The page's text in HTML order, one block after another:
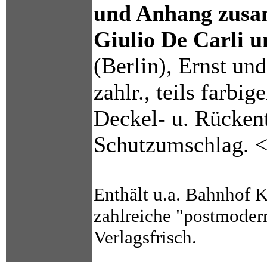
und Anhang
Giulio De Carli
(Berlin), Ernst
zahlr., teils
Deckel- u.
Schutzumschlag.
Enthält u.a. Bahnhof
zahlreiche
Verlagsfrisch.